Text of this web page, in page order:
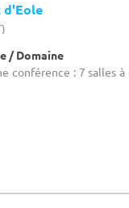
d'Eole
/ Domaine
conférence : 7 salles